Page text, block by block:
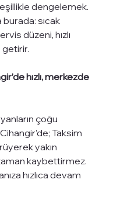
dengelemek.
burada: sıcak
düzeni, hızlı
getirir.
hızlı, merkezde
çoğu
Taksim
yakın
kaybettirmez.
hızlıca devam